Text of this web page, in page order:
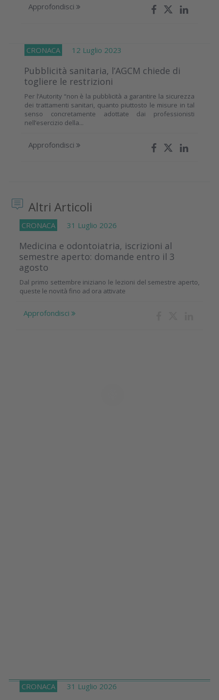
Approfondisci
CRONACA 12 Luglio 2023
Pubblicità sanitaria, l’AGCM chiede di
togliere le restrizioni
Per l’Autority “non è la pubblicità a garantire la sicurezza
dei trattamenti sanitari, quanto piuttosto le misure in tal
senso concretamente adottate dai professionisti
nell’esercizio della...
Approfondisci
Altri Articoli
CRONACA 31 Luglio 2026
Medicina e odontoiatria, iscrizioni al
semestre aperto: domande entro il 3
agosto
Dal primo settembre iniziano le lezioni del semestre aperto,
queste le novità fino ad ora attivate
Approfondisci
CRONACA 31 Luglio 2026